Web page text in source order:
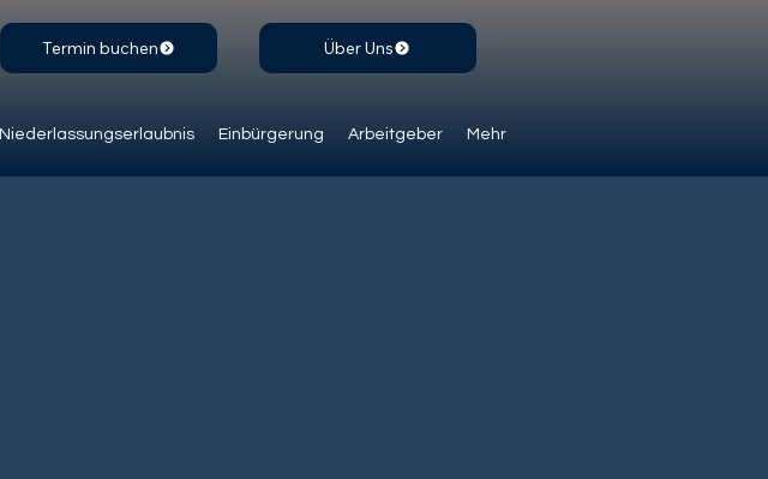
Niederlassungserlaubnis Einbürgerung Arbeitgeber Mehr
Termin buchen Über Uns